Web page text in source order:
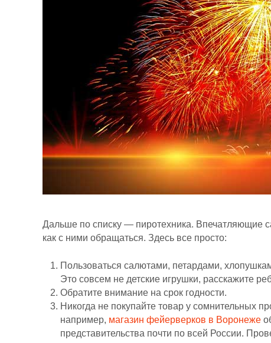
Дальше по списку — пиротехника. Впечатляющие
как с ними обращаться. Здесь все просто:
Пользоваться салютами, петардами,
Это совсем не детские игрушки, расскажите
Обратите внимание на срок годности.
Никогда не покупайте товар у сомнительных
например, магазин фейерверков в Воронеже
представительства почти по всей России.